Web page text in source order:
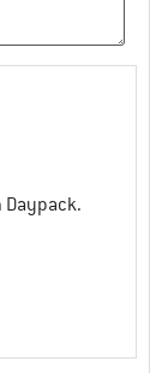
Daypack.